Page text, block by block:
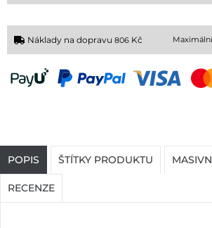
Náklady na dopravu 806 Kč
POPIS ŠTÍTKY PRODUKTU
RECENZE